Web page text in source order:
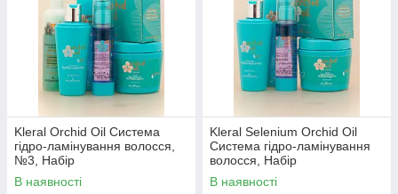
Kleral Orchid Oil Система
гідро-ламінування волосся,
№3, Набір
В наявності
Kleral Selenium Orchid Oil
Система гідро-ламінування
волосся, Набір
В наявності